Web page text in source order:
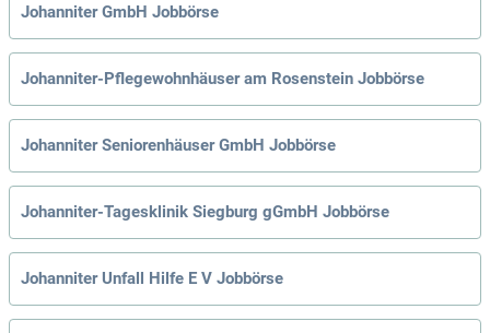
Johanniter GmbH Jobbörse
Johanniter-Pflegewohnhäuser am Rosenstein Jobbörse
Johanniter Seniorenhäuser GmbH Jobbörse
Johanniter-Tagesklinik Siegburg gGmbH Jobbörse
Johanniter Unfall Hilfe E V Jobbörse